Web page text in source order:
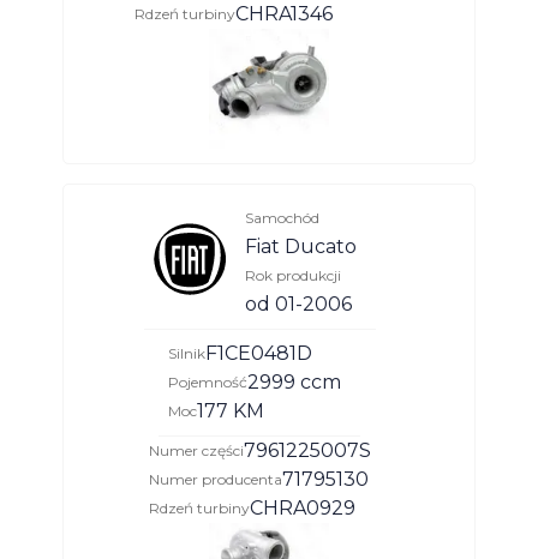
Rdzeń turbinyCHRA1346
Samochód
Fiat Ducato
Rok produkcji
od 01-2006
SilnikF1CE0481D
Pojemność2999 ccm
Moc177 KM
Numer części7961225007S
Numer producenta71795130
Rdzeń turbinyCHRA0929